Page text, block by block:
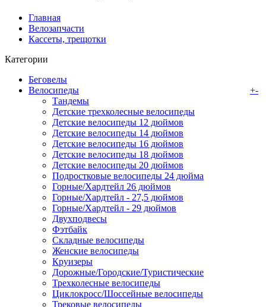
Главная
Велозапчасти
Кассеты, трещотки
Категории
Беговелы
Велосипеды
+-
Тандемы
Детские трехколесные велосипеды
Детские велосипеды 12 дюймов
Детские велосипеды 14 дюймов
Детские велосипеды 16 дюймов
Детские велосипеды 18 дюймов
Детские велосипеды 20 дюймов
Подростковые велосипеды 24 дюйма
Горные/Хардтейл 26 дюймов
Горные/Хардтейл - 27,5 дюймов
Горные/Хардтейл - 29 дюймов
Двухподвесы
Фэтбайк
Складные велосипеды
Женские велосипеды
Круизеры
Дорожные/Городские/Туристические
Трехколесные велосипеды
Циклокросс/Шоссейные велосипеды
Трековые велосипеды